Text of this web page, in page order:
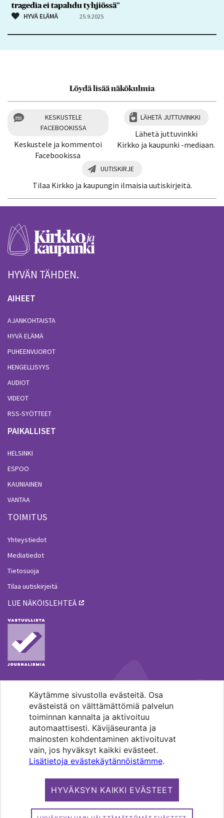
Käytämme sivustolla evästeitä. Osa
evästeistä on välttämättömiä palvelun
toiminnan kannalta ja aktivoituu
automaattisesti. Kävijäseuranta ja
mainosten kohdentaminen aktivoituvat
vain, jos hyväksyt kaikki evästeet.
Lisätietoja evästekäytännöistämme.
HYVÄKSYN KAIKKI EVÄSTEET
tragedia ei tapahdu tyhjiössä”
HYVÄ ELÄMÄ 25.9.2025
Löydä lisää näkökulmia
KESKUSTELE
FACEBOOKISSA
Keskustele ja kommentoi
Facebookissa
LÄHETÄ JUTTUVINKKI
Lähetä juttuvinkki
Kirkko ja kaupunki -mediaan.
UUTISKIRJE
Tilaa Kirkko ja kaupungin ilmaisia uutiskirjeitä.
HYVÄN TÄHDEN.
AIHEET
AJANKOHTAISTA
HYVÄ ELÄMÄ
PUHEENVUOROT
HENGELLISYYS
AUDIOT
VIDEOT
RSS-SYÖTTEET
PAIKALLISET
HELSINKI
ESPOO
KAUNIAINEN
VANTAA
TOIMITUS
Yhteystiedot
Mediatiedot
Tietosuoja
Tilaa uutiskirjeitä
LUE NÄKÖISLEHTEÄ
MENOHAKU
Pääkaupunkiseudun evankelis-
luterilaisten seurakuntien media.
Copyright 2026. Kirkko ja kaupunki. All
rights reserved.